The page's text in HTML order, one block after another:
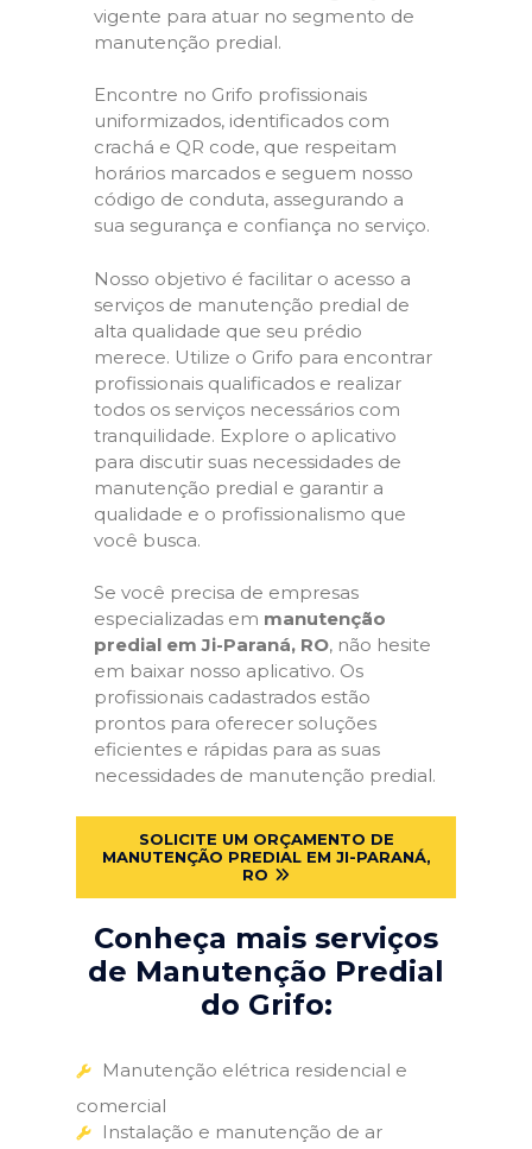
vigente para atuar no segmento de
manutenção predial.
Encontre no Grifo profissionais
uniformizados, identificados com
crachá e QR code, que respeitam
horários marcados e seguem nosso
código de conduta, assegurando a
sua segurança e confiança no serviço.
Nosso objetivo é facilitar o acesso a
serviços de manutenção predial de
alta qualidade que seu prédio
merece. Utilize o Grifo para encontrar
profissionais qualificados e realizar
todos os serviços necessários com
tranquilidade. Explore o aplicativo
para discutir suas necessidades de
manutenção predial e garantir a
qualidade e o profissionalismo que
você busca.
Se você precisa de empresas
especializadas em manutenção
predial em Ji-Paraná, RO, não hesite
em baixar nosso aplicativo. Os
profissionais cadastrados estão
prontos para oferecer soluções
eficientes e rápidas para as suas
necessidades de manutenção predial.
SOLICITE UM ORÇAMENTO DE
MANUTENÇÃO PREDIAL EM JI-PARANÁ,
RO
Conheça mais serviços
de Manutenção Predial
do Grifo:
Manutenção elétrica residencial e
comercial
Instalação e manutenção de ar